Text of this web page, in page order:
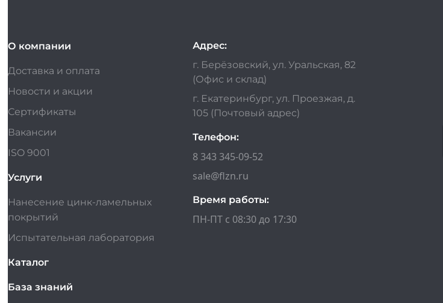
О компании
Доставка и оплата
Новости и акции
Сертификаты
Вакансии
ISO 9001
Услуги
Нанесение цинк-ламельных
покрытий
Испытательная лаборатория
Каталог
База знаний
Адрес:
г. Берёзовский, ул. Уральская, 82
(Офис и склад)
г. Екатеринбург, ул. Проезжая, д.
105 (Почтовый адрес)
Телефон:
8 343 345-09-52
sale@flzn.ru
Время работы:
ПН-ПТ с 08:30 до 17:30